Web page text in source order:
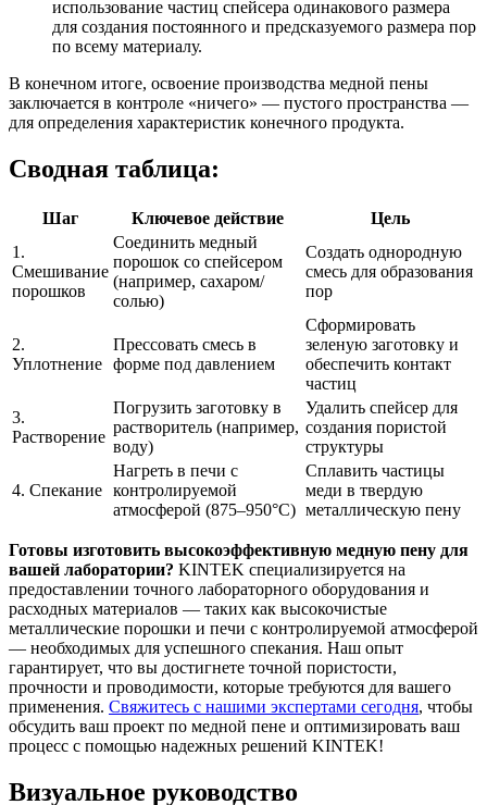
использование частиц спейсера одинакового размера
для создания постоянного и предсказуемого размера пор
по всему материалу.
В конечном итоге, освоение производства медной пены
заключается в контроле «ничего» — пустого пространства —
для определения характеристик конечного продукта.
Сводная таблица:
Шаг Ключевое действие
Цель
1.
Смешивание
порошков
Соединить медный
порошок со спейсером
(например, сахаром/
солью)
Создать однородную
смесь для образования
пор
2.
Уплотнение
Прессовать смесь в
форме под давлением
Сформировать
зеленую заготовку и
обеспечить контакт
частиц
3.
Растворение
Погрузить заготовку в
растворитель (например,
воду)
Удалить спейсер для
создания пористой
структуры
4. Спекание
Нагреть в печи с
контролируемой
атмосферой (875–950°C)
Сплавить частицы
меди в твердую
металлическую пену
Готовы изготовить высокоэффективную медную пену для
вашей лаборатории? KINTEK специализируется на
предоставлении точного лабораторного оборудования и
расходных материалов — таких как высокочистые
металлические порошки и печи с контролируемой атмосферой
— необходимых для успешного спекания. Наш опыт
гарантирует, что вы достигнете точной пористости,
прочности и проводимости, которые требуются для вашего
применения. Свяжитесь с нашими экспертами сегодня, чтобы
обсудить ваш проект по медной пене и оптимизировать ваш
процесс с помощью надежных решений KINTEK!
Визуальное руководство